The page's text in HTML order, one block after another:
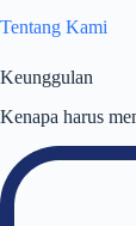
Tentang Kami
Keunggulan
Kenapa harus